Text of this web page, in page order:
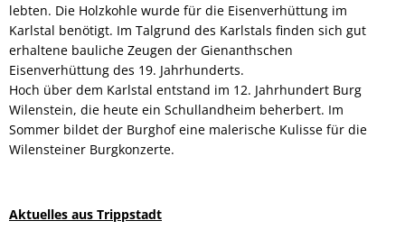
lebten. Die Holzkohle wurde für die Eisenverhüttung im
Karlstal benötigt. Im Talgrund des Karlstals finden sich gut
erhaltene bauliche Zeugen der Gienanthschen
Eisenverhüttung des 19. Jahrhunderts.
Hoch über dem Karlstal entstand im 12. Jahrhundert Burg
Wilenstein, die heute ein Schullandheim beherbert. Im
Sommer bildet der Burghof eine malerische Kulisse für die
Wilensteiner Burgkonzerte.
Aktuelles aus Trippstadt